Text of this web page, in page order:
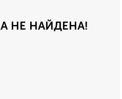
НЕ НАЙДЕНА!